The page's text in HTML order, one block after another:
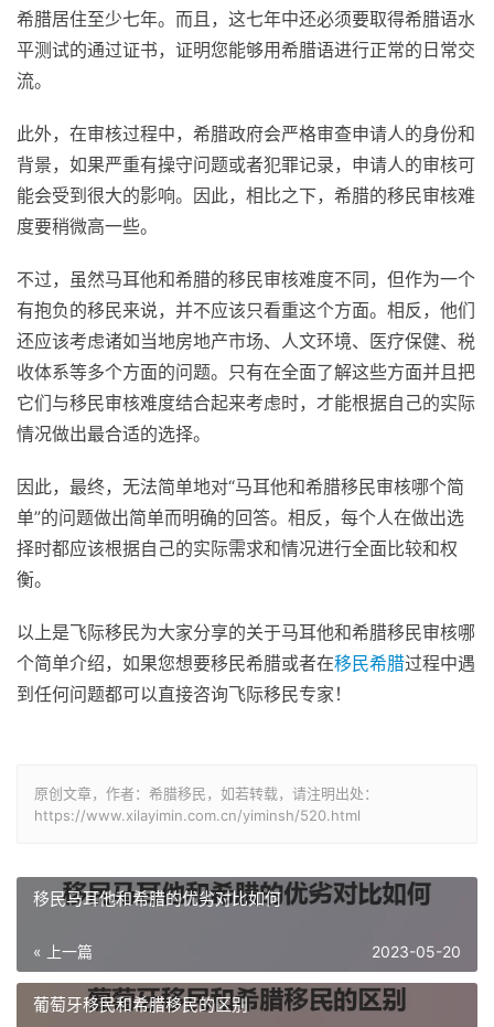
希腊居住至少七年。而且，这七年中还必须要取得希腊语水
平测试的通过证书，证明您能够用希腊语进行正常的日常交
流。
此外，在审核过程中，希腊政府会严格审查申请人的身份和
背景，如果严重有操守问题或者犯罪记录，申请人的审核可
能会受到很大的影响。因此，相比之下，希腊的移民审核难
度要稍微高一些。
不过，虽然马耳他和希腊的移民审核难度不同，但作为一个
有抱负的移民来说，并不应该只看重这个方面。相反，他们
还应该考虑诸如当地房地产市场、人文环境、医疗保健、税
收体系等多个方面的问题。只有在全面了解这些方面并且把
它们与移民审核难度结合起来考虑时，才能根据自己的实际
情况做出最合适的选择。
因此，最终，无法简单地对“马耳他和希腊移民审核哪个简
单”的问题做出简单而明确的回答。相反，每个人在做出选
择时都应该根据自己的实际需求和情况进行全面比较和权
衡。
以上是飞际移民为大家分享的关于马耳他和希腊移民审核哪
个简单介绍，如果您想要移民希腊或者在移民希腊过程中遇
到任何问题都可以直接咨询飞际移民专家！
原创文章，作者：希腊移民，如若转载，请注明出处：
https://www.xilayimin.com.cn/yiminsh/520.html
移民马耳他和希腊的优劣对比如何
« 上一篇 2023-05-20
葡萄牙移民和希腊移民的区别